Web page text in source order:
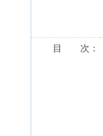
目 次：